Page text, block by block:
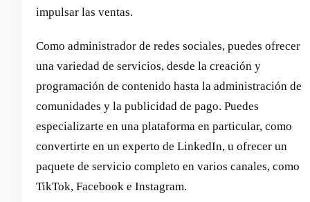
impulsar las ventas.
Como administrador de redes sociales, puedes ofrecer
una variedad de servicios, desde la creación y
programación de contenido hasta la administración de
comunidades y la publicidad de pago. Puedes
especializarte en una plataforma en particular, como
convertirte en un experto de LinkedIn, u ofrecer un
paquete de servicio completo en varios canales, como
TikTok, Facebook e Instagram.